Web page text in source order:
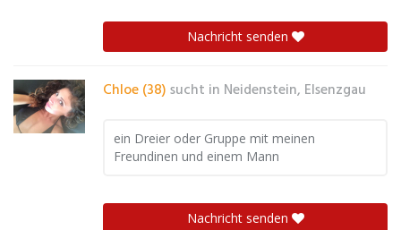
Nachricht senden
Chloe (38) sucht in Neidenstein, Elsenzgau
ein Dreier oder Gruppe mit meinen
Freundinen und einem Mann
Nachricht senden